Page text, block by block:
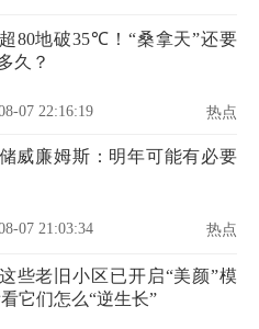
80地破35℃！“桑拿天”还要
久？
07 22:16:19 热点
威廉姆斯：明年可能有必要
07 21:03:34 热点
些老旧小区已开启“美颜”模
它们怎么“逆生长”